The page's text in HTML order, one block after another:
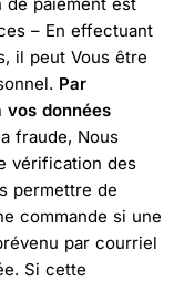
– En effectuant
il peut Vous être
Par
vos données
fraude, Nous
vérification des
permettre de
commande si une
par courriel
Si cette